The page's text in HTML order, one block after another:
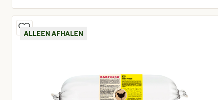
Huidige prijs € 18,36
ALLEEN AFHALEN